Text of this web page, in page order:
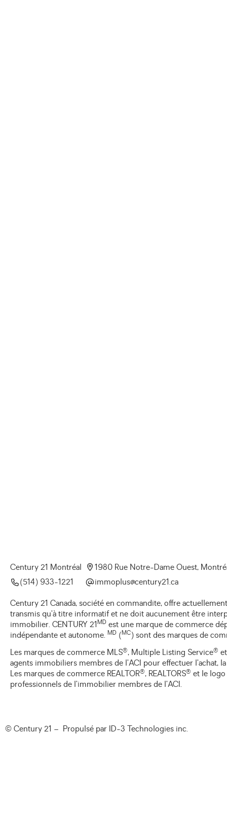
Century 21 Montréal
1980 Rue Notre-Dame Ouest,
(514) 933-1221
ac.12yrutnec@sulpommi
Century 21 Canada, société en commandite, offre
transmis qu’à titre informatif et ne doit aucunement être
immobilier. CENTURY 21MD est une marque de commerce
indépendante et autonome. MD (MC) sont des marques de
Les marques de commerce MLS®, Multiple Listing Service®
agents immobiliers membres de l’ACI pour effectuer l’achat,
Les marques de commerce REALTOR®, REALTORS® et le logo
professionnels de l’immobilier membres de l’ACI.
© Century 21 – Propulsé par ID-3 Technologies inc.